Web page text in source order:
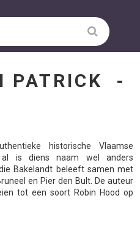
PATRICK -
historische Vlaamse
al is diens naam wel anders
Bakelandt beleeft samen met
en Pier den Bult. De auteur
tot een soort Robin Hood op